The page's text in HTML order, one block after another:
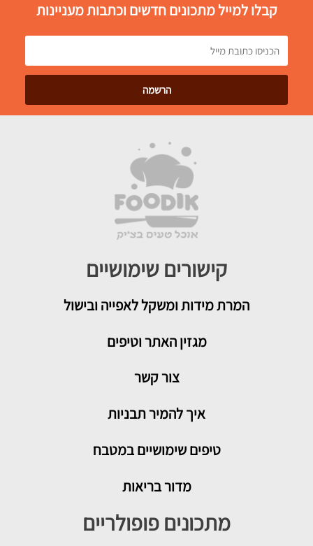
קבלו למייל מתכונים חדשים וכתבות מעניינות
קישורים שימושיים
המרת מידות ומשקל לאפייה ובישול
מגזין האתר וטיפים
צור קשר
איך להמיר תבניות
טיפים שימושיים במטבח
מדור בריאות
מתכונים פופולריים